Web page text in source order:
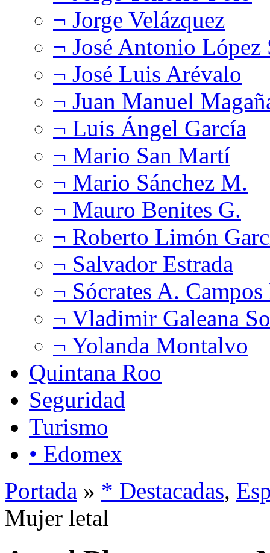
¬ Jorge Velázquez
¬ José Antonio López
¬ José Luis Arévalo
¬ Juan Manuel
¬ Luis Ángel García
¬ Mario San Martí
¬ Mario Sánchez M.
¬ Mauro Benites G.
¬ Roberto Limón
¬ Salvador Estrada
¬ Sócrates A.
¬ Vladimir Galeana
¬ Yolanda Montalvo
Quintana Roo
Seguridad
Turismo
• Edomex
Portada » * Destacadas,
Mujer letal